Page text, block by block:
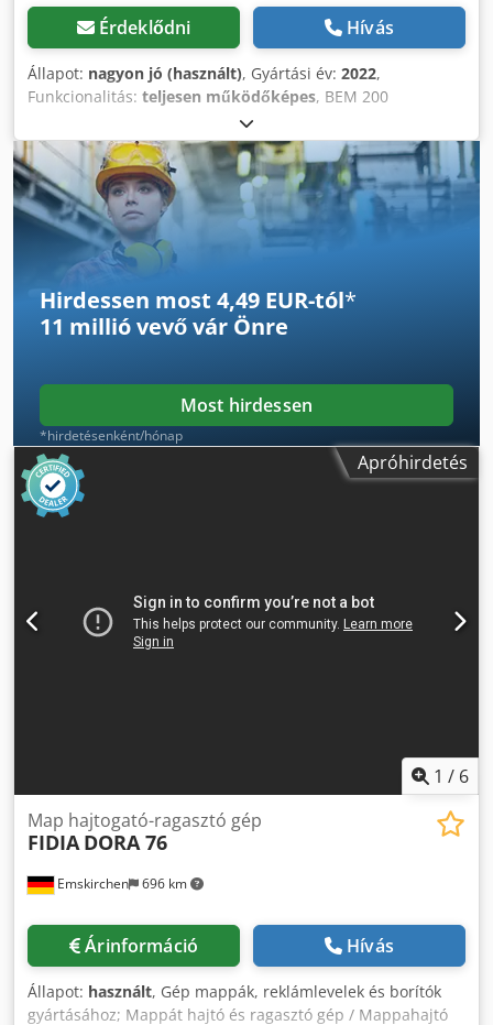
Érdeklődni Hívás
Állapot: nagyon jó (használt), Gyártási év: 2022,
Funkcionalitás: teljesen működőképes, BEM 200
dobozragasztó gép Eladásra kínáljuk a BEM 200
dobozragasztó gépet. A BEM200 modell egy automatikus
gép, amelyet a kartondobozok összeállítására és a dobozok
aljának ragasztószalaggal történő lezárására terveztek és
gyártottak. Ez a modell a közép- vagy felső kategóriájú
gépek közé tartozik, és a karton csomagolást használó
szinte minden iparág számára alkalmas. Dcjdpfx Aozr
Hirdessen most 4,49 EUR-tól*
11 millió vevővár Önre
Most hirdessen
*hirdetésenként/hónap
Apróhirdetés
1 / 6
Emskirchen 696 km
Map hajtogató-ragasztó gép
FIDIA DORA 76
Árinformáció Hívás
Állapot: használt, Gép mappák, reklámlevelek és borítók
gyártásához; Mappát hajtó és ragasztó gép / Mappahajtó